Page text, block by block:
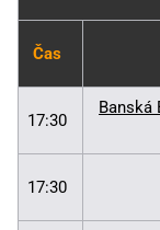
Čas
17:30
Banská
17:30